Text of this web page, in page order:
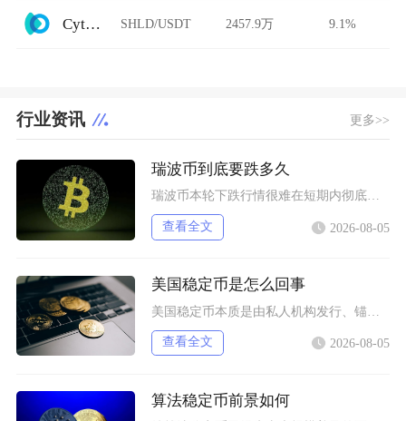
Cytoswap SHLD/USDT 2457.9万 9.1%
行业资讯 更多>>
瑞波币到底要跌多久
瑞波币本轮下跌行情很难在短期内彻底终结，至少还将维持数月弱势震荡寻底，只有同时满足流动性、
查看全文 2026-08-05
美国稳定币是怎么回事
查看全文 2026-08-05
算法稳定币前景如何